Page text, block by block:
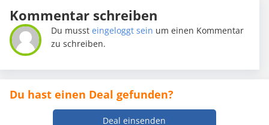
Kommentar schreiben
Du mussteingeloggt sein um einen Kommentar
zu schreiben.
Du hast einen Deal gefunden?
Deal einsenden